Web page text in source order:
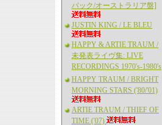
パック/オーストラリア盤]
JUSTIN KING / LE BLEU
HAPPY & ARTIE TRAUM /
未発表ライヴ集: LIVE
RECORDINGS 1970's-1980's
HAPPY TRAUM / BRIGHT
MORNING STARS ('80/'01)
ARTIE TRAUM / THIEF OF
TIME ('07)